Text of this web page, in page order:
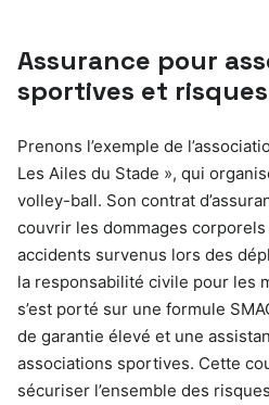
Assurance pour
sportives et
Prenons l’exemple de
Les Ailes du Stade », qui
volley-ball. Son contrat
couvrir les dommages
accidents survenus lors des
la responsabilité civile pour les
s’est porté sur une formule
de garantie élevé et une
associations sportives. Cette
sécuriser l’ensemble des